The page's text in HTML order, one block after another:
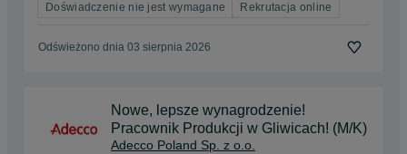
Doświadczenie nie jest wymagane Rekrutacja online
Odświeżono dnia 03 sierpnia 2026
Nowe, lepsze wynagrodzenie!
Pracownik Produkcji w Gliwicach! (M/K)
Adecco Poland Sp. z o.o.